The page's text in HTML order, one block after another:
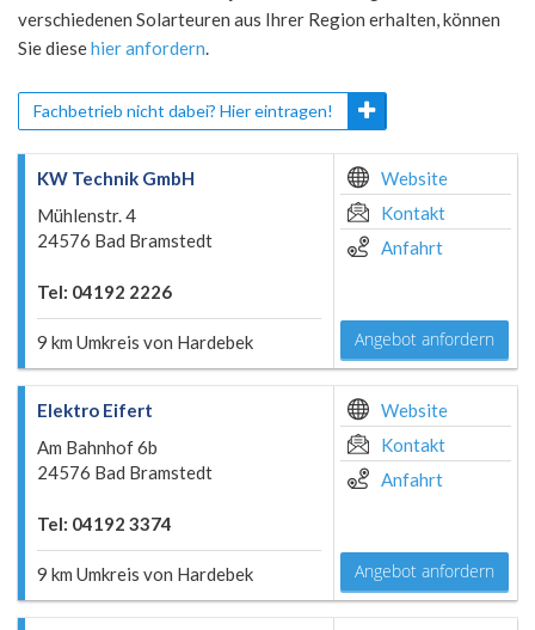
verschiedenen Solarteuren aus Ihrer Region erhalten, können
Sie diesehier anfordern.
Fachbetrieb nicht dabei? Hier eintragen!
KW Technik GmbH
Mühlenstr. 4
24576 Bad Bramstedt
Tel: 04192 2226
9 km Umkreis von Hardebek
Website
Kontakt
Anfahrt
Angebot anfordern
Elektro Eifert
Am Bahnhof 6b
24576 Bad Bramstedt
Tel: 04192 3374
9 km Umkreis von Hardebek
Website
Kontakt
Anfahrt
Angebot anfordern